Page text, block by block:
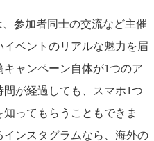
参加者同士の交流など主催
ベントのリアルな魅力を届
ャンペーン自体が1つのア
が経過しても、スマホ1つ
ってもらうこともできま
ンスタグラムなら、海外の